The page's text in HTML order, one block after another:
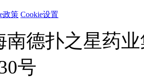
政策 Cookie设置
南德扑之星药
号